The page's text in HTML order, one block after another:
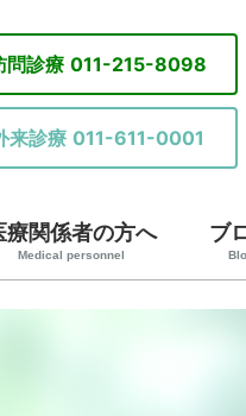
問診療 011-215-8098
来診療 011-611-0001
療関係者の方へ
Medical personnel
ブ